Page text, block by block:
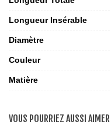
Longueur Insérable
Diamètre
Couleur
Matière
VOUS POURRIEZ AUSSI AIMER